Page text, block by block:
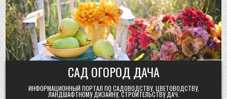
Skip
to
content
САД ОГОРОД ДАЧА
ИНФОРМАЦИОННЫЙ ПОРТАЛ ПО САДОВОДСТВУ, ЦВЕТОВОДСТВУ,
ЛАНДШАФТНОМУ ДИЗАЙНУ, СТРОИТЕЛЬСТВУ ДАЧ.